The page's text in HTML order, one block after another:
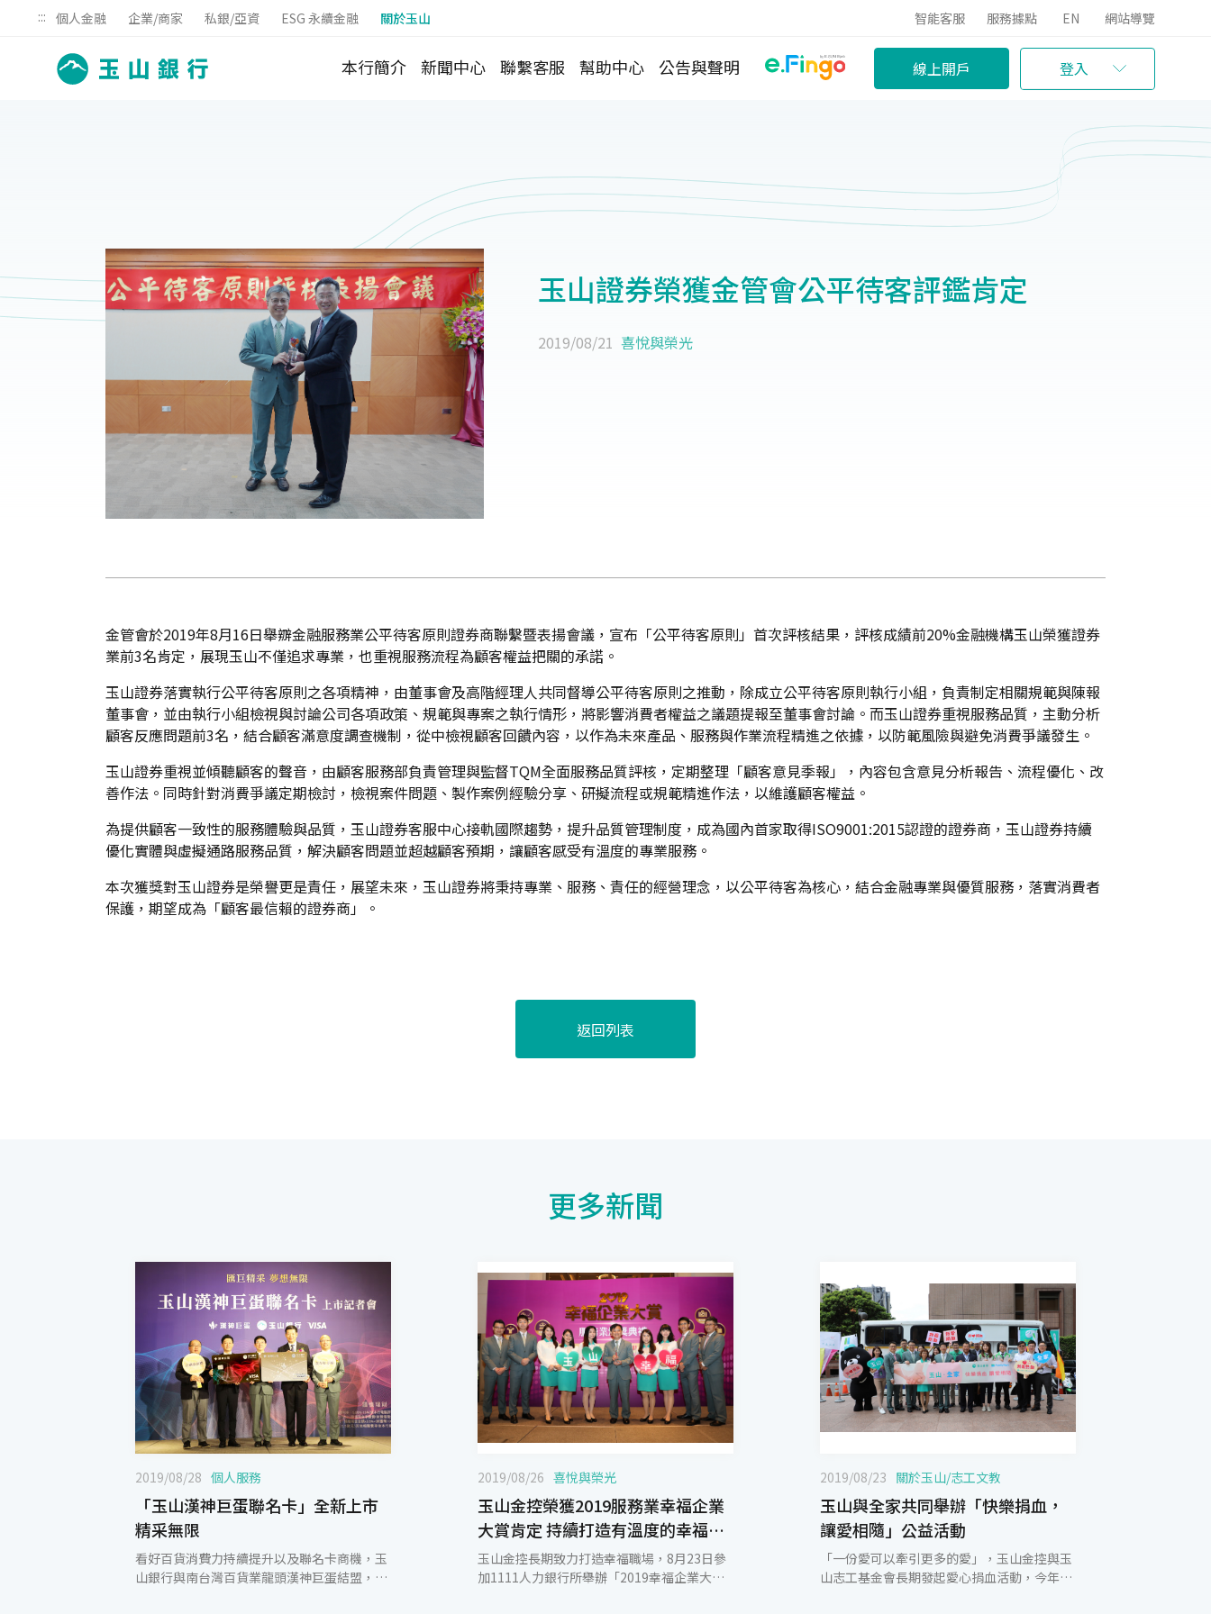
::: 個人金融 企業/商家 私銀/亞資 ESG 永續金融 關於玉山 智能客服 服務據點 EN 網站導覽
本行簡介 新聞中心 聯繫客服 幫助中心 公告與聲明 線上開戶 登入
玉山證券榮獲金管會公平待客評鑑肯定
2019/08/21 喜悅與榮光
金管會於2019年8月16日舉辧金融服務業公平待客原則證券商聯繫暨表揚會議，宣布「公平待客原則」首次評核結果，評核成績前20%金融機構玉山榮獲證券
業前3名肯定，展現玉山不僅追求專業，也重視服務流程為顧客權益把關的承諾。
玉山證券落實執行公平待客原則之各項精神，由董事會及高階經理人共同督導公平待客原則之推動，除成立公平待客原則執行小組，負責制定相關規範與陳報
董事會，並由執行小組檢視與討論公司各項政策、規範與專案之執行情形，將影響消費者權益之議題提報至董事會討論。而玉山證券重視服務品質，主動分析
顧客反應問題前3名，結合顧客滿意度調查機制，從中檢視顧客回饋內容，以作為未來產品、服務與作業流程精進之依據，以防範風險與避免消費爭議發生。
玉山證券重視並傾聽顧客的聲音，由顧客服務部負責管理與監督TQM全面服務品質評核，定期整理「顧客意見季報」，內容包含意見分析報告、流程優化、改
善作法。同時針對消費爭議定期檢討，檢視案件問題、製作案例經驗分享、研擬流程或規範精進作法，以維護顧客權益。
為提供顧客一致性的服務體驗與品質，玉山證券客服中心接軌國際趨勢，提升品質管理制度，成為國內首家取得ISO9001:2015認證的證券商，玉山證券持續
優化實體與虛擬通路服務品質，解決顧客問題並超越顧客預期，讓顧客感受有溫度的專業服務。
本次獲獎對玉山證券是榮譽更是責任，展望未來，玉山證券將秉持專業、服務、責任的經營理念，以公平待客為核心，結合金融專業與優質服務，落實消費者
保護，期望成為「顧客最信賴的證券商」。
返回列表
更多新聞
2019/08/28 個人服務
「玉山漢神巨蛋聯名卡」全新上市
精采無限
看好百貨消費力持續提升以及聯名卡商機，玉
山銀行與南台灣百貨業龍頭漢神巨蛋結盟，推
2019/08/26 喜悅與榮光
玉山金控榮獲2019服務業幸福企業
大賞肯定 持續打造有溫度的幸福職
場
玉山金控長期致力打造幸福職場，8月23日參
加1111人力銀行所舉辦「2019幸福企業大賞
2019/08/23 關於玉山/志工文教
玉山與全家共同舉辦「快樂捐血，
讓愛相隨」公益活動
「一份愛可以牽引更多的愛」，玉山金控與玉
山志工基金會長期發起愛心捐血活動，今年暑